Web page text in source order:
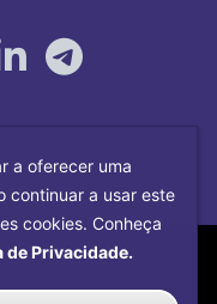
Federal
a oferecer uma
continuar a usar este
cookies. Conheça
de Privacidade.